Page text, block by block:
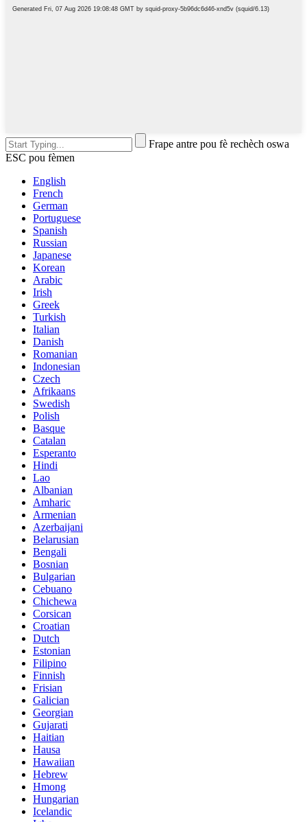
Frape antre pou fè rechèch oswa
ESC pou fèmen
English
French
German
Portuguese
Spanish
Russian
Japanese
Korean
Arabic
Irish
Greek
Turkish
Italian
Danish
Romanian
Indonesian
Czech
Afrikaans
Swedish
Polish
Basque
Catalan
Esperanto
Hindi
Lao
Albanian
Amharic
Armenian
Azerbaijani
Belarusian
Bengali
Bosnian
Bulgarian
Cebuano
Chichewa
Corsican
Croatian
Dutch
Estonian
Filipino
Finnish
Frisian
Galician
Georgian
Gujarati
Haitian
Hausa
Hawaiian
Hebrew
Hmong
Hungarian
Icelandic